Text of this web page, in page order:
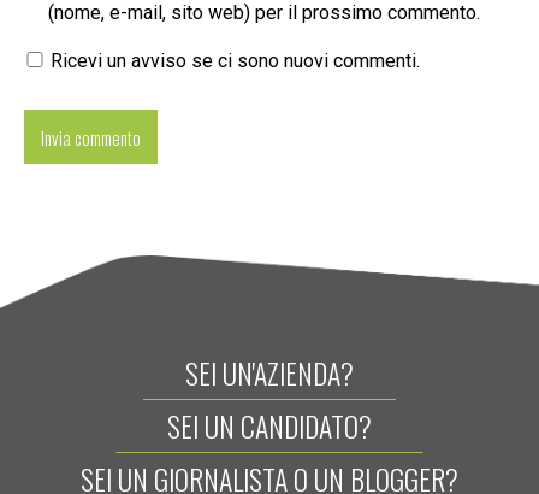
(nome, e-mail, sito web) per il prossimo commento.
Ricevi un avviso se ci sono nuovi commenti.
SEI UN'AZIENDA?
SEI UN CANDIDATO?
SEI UN GIORNALISTA O UN BLOGGER?